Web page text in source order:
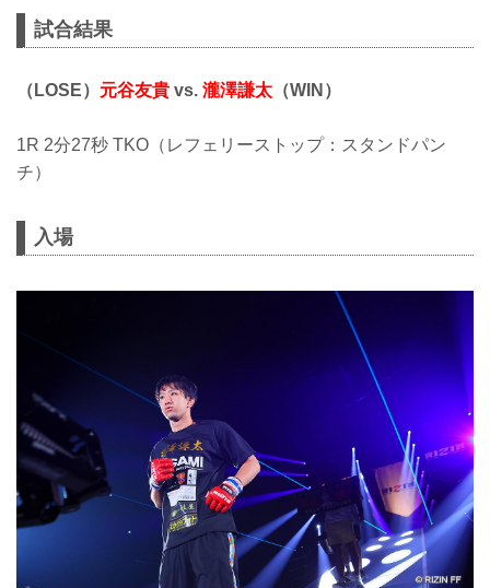
試合結果
（LOSE） 元谷友貴 vs. 瀧澤謙太 （WIN）
1R 2分27秒 TKO（レフェリーストップ：スタンドパン
チ）
入場